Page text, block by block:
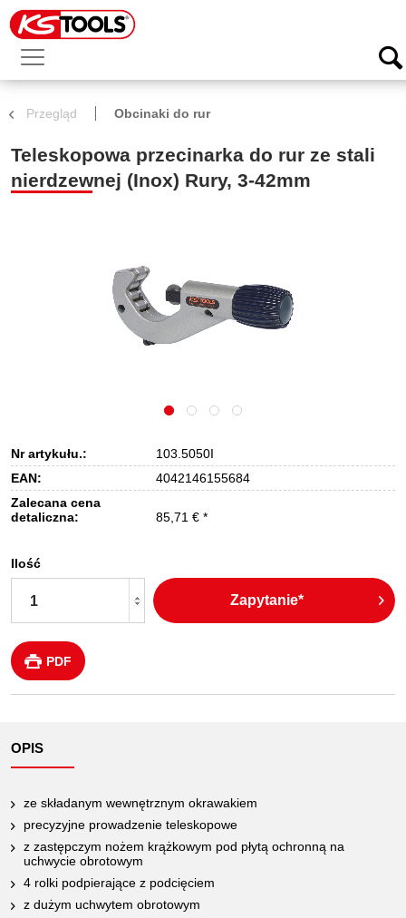
Przegląd Obcinaki do rur
Teleskopowa przecinarka do rur ze stali
nierdzewnej (Inox) Rury, 3-42mm
Nr artykułu.:
103.5050I
EAN:
4042146155684
Zalecana cena
detaliczna:
85,71 € *
Ilość
Zapytanie*
PDF
OPIS
ze składanym wewnętrznym okrawakiem
precyzyjne prowadzenie teleskopowe
z zastępczym nożem krążkowym pod płytą ochronną na
uchwycie obrotowym
4 rolki podpierające z podcięciem
z dużym uchwytem obrotowym